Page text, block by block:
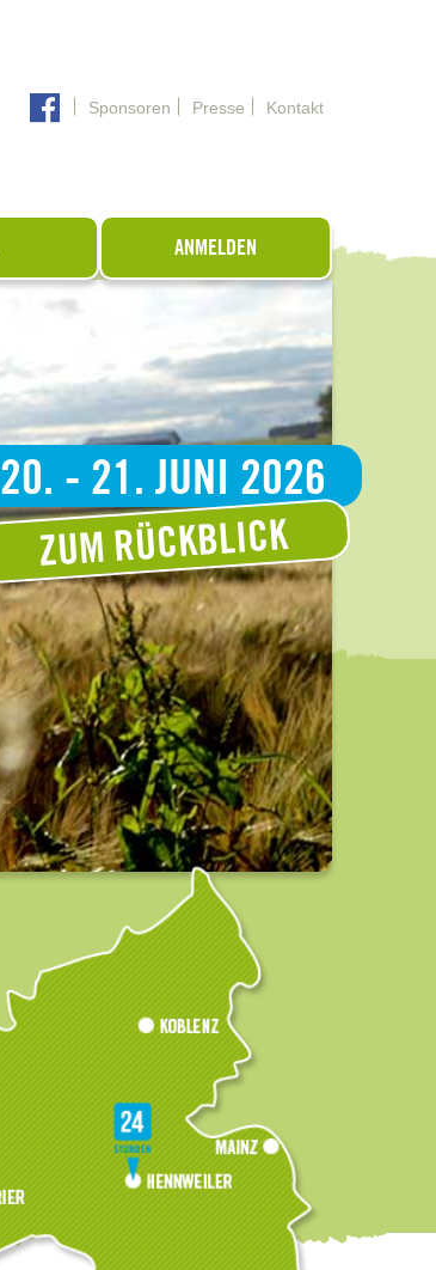
Sponsoren Presse Kontakt
ANMELDEN
20. - 21. JUNI 2026
ZUM RÜCKBLICK